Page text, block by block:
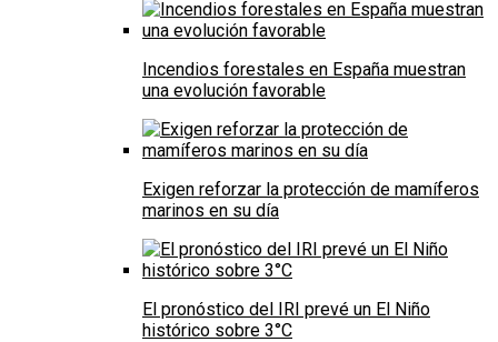
Incendios forestales en España muestran
una evolución favorable
Exigen reforzar la protección de mamíferos
marinos en su día
El pronóstico del IRI prevé un El Niño
histórico sobre 3°C